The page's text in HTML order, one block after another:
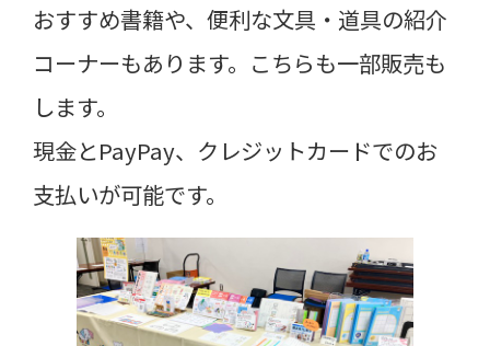
おすすめ書籍や、便利な文具・道具の紹介
コーナーもあります。こちらも一部販売も
します。
現金とPayPay、クレジットカードでのお
支払いが可能です。